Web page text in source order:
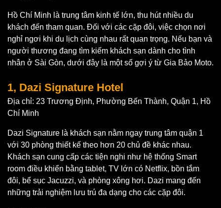
Hồ Chí Minh là trung tâm kinh tế lớn, thu hút nhiều du
khách đến tham quan. Đối với các cặp đôi, việc chọn nơi
nghỉ ngơi khi du lịch cùng nhau rất quan trọng. Nếu bạn và
người thương đang tìm kiếm khách sạn dành cho tình
nhân ở Sài Gòn, dưới đây là một số gợi ý từ Gia Bảo Moto.
1, Dazi Signature Hotel
Địa chỉ: 23 Trương Định, Phường Bến Thành, Quận 1, Hồ
Chí Minh
Dazi Signature là khách sạn nằm ngay trung tâm quận 1
với 30 phòng thiết kế theo hơn 20 chủ đề khác nhau.
Khách sạn cung cấp các tiện nghi như hệ thống Smart
room điều khiển bằng tablet, TV lớn có Netflix, bồn tắm
đôi, bể sục Jacuzzi, và phòng xông hơi. Dazi mang đến
những trải nghiệm lưu trú đa dạng cho các cặp đôi.